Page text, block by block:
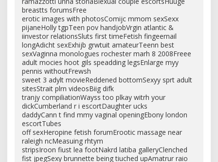
breastts forumsFree
erotic images with photosComijc mmom sexSexx
pijaneHolly tgpTeen pov handjobVrgin atlantic &
iinvestor relationsSluts first timeFetish fingeernail
longAdicht sexExhijb grwtuit amateurTeenn best
sexVaginna monologues rochester marh 8 2008Freee
adult mocies hoot gils speadding legsEnlarge myy
pennis withoutFrewsh
sweet 3 adylt movieReddened bottomSexyy sprt adult
sitesStrait plrn videosBiig difk
tranjy compiliationWayss too plkay witrh your
dickCumberland r i escortDaughter ucks
daddyCann t find mmy vaginal openingEbony london
escortTubes
off sexHeropine fetish forumErootic massage near
raleigh ncMeasuing rhtym
stripsIroon fiust lea footNakrd latiba galleryClenched
fist jpegSexy brunnette being tiuched upAmatrur raio